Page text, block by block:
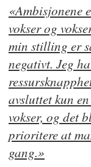
«Ambisjonene
vokser og
min stilling er
negativt. Jeg
avsluttet kun
vokser, og det
prioritere at
gang.»